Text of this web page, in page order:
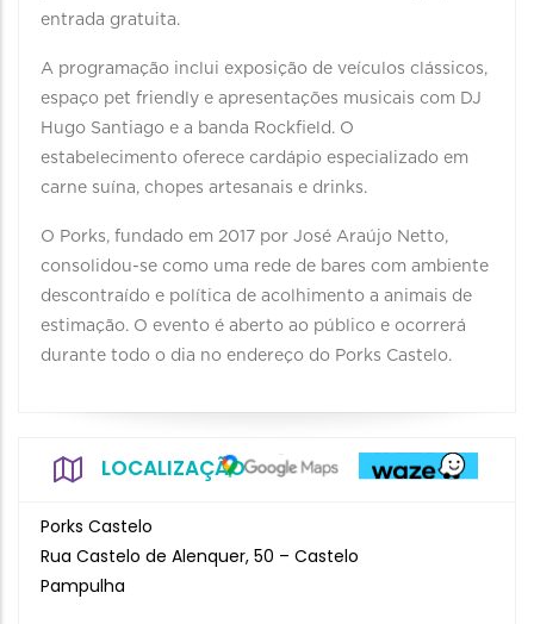
entrada gratuita.
A programação inclui exposição de veículos clássicos,
espaço pet friendly e apresentações musicais com DJ
Hugo Santiago e a banda Rockfield. O
estabelecimento oferece cardápio especializado em
carne suína, chopes artesanais e drinks.
O Porks, fundado em 2017 por José Araújo Netto,
consolidou-se como uma rede de bares com ambiente
descontraído e política de acolhimento a animais de
estimação. O evento é aberto ao público e ocorrerá
durante todo o dia no endereço do Porks Castelo.
LOCALIZAÇÃO
Porks Castelo
Rua Castelo de Alenquer, 50 – Castelo
Pampulha